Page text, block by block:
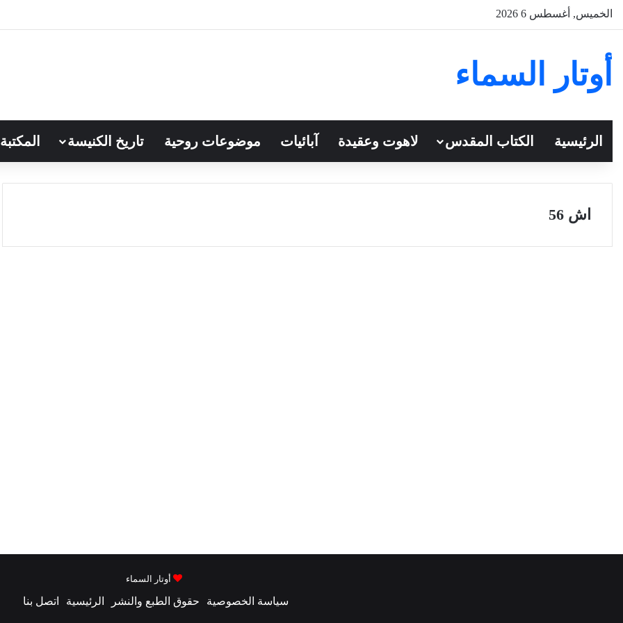
الخميس, أغسطس 6 2026
أوتار السماء
الرئيسية الكتاب المقدس لاهوت وعقيدة آبائيات موضوعات روحية تاريخ الكنيسة المكتبة
اش 56
أوتار السماء
سياسة الخصوصية حقوق الطبع والنشر الرئيسية اتصل بنا